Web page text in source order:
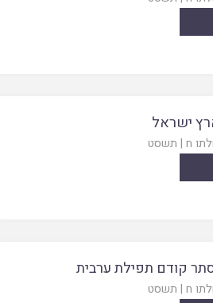
ישראל
ח | תשסט
קודם תפילת ערבית
ח | תשסט